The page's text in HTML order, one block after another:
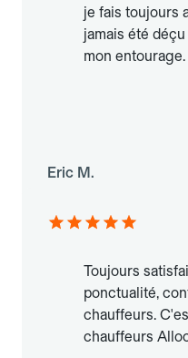
je fais toujours
jamais été
mon entourage.
Eric M.
Toujours
ponctualité,
chauffeurs.
chauffeurs